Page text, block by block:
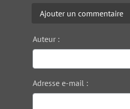
Ajouter un commentaire
Auteur :
Adresse e-mail :